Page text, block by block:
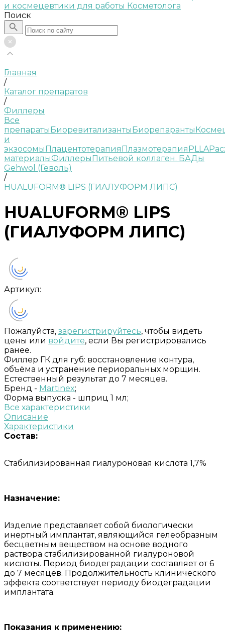
Поиск
Главная
/
Каталог препаратов
/
Филлеры
Все
препаратыБиоревитализантыБиорепаранты
и
экзосомыПлацентотерапияПлазмотерапияPLLA
материалыФиллерыПитьевой коллаген. БАДы
Gehwol (Геволь)
/
HUALUFORM® LIPS (ГИАЛУФОРМ ЛИПС)
HUALUFORM® LIPS
(ГИАЛУФОРМ ЛИПС)
Артикул:
Пожалуйста, зарегистрируйтесь, чтобы видеть
цены или войдите, если Вы регистрировались
ранее.
Филлер ГК для губ: восстановление контура,
объёма и устранение периоральных морщин.
Естественный результат до 7 месяцев.
Бренд - Martinex;
Форма выпуска - шприц 1 мл;
Все характеристики
Описание
Характеристики
Состав:
Стабилизированная гиалуроновая кислота 1,7%
Назначение:
Изделие представляет собой биологически
инертный имплантат, являющийся гелеобразным
бесцветным веществом на основе водного
раствора стабилизированной гиалуроновой
кислоты. Период биодеградации составляет от 6
до 7 месяцев. Продолжительность клинического
эффекта соответствует периоду биодеградации
имплантата.
Показания к применению: